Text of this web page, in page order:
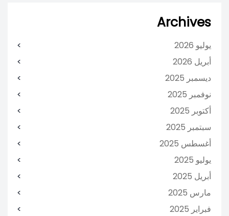
Archives
يوليو 2026
أبريل 2026
ديسمبر 2025
نوفمبر 2025
أكتوبر 2025
سبتمبر 2025
أغسطس 2025
يوليو 2025
أبريل 2025
مارس 2025
فبراير 2025